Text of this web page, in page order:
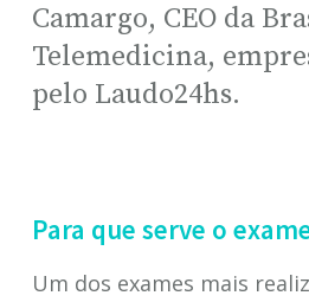
Camargo, CEO da
Telemedicina,
pelo Laudo24hs.
Para que serve o
Um dos exames mais